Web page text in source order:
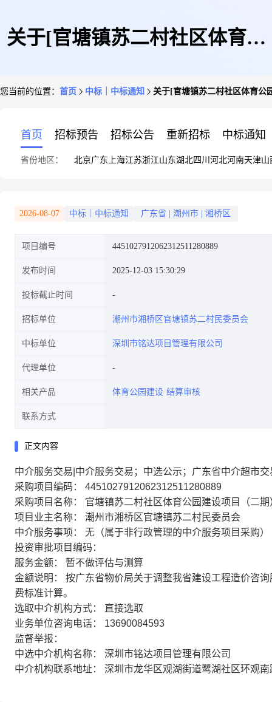
关于[官塘镇苏二村社区体育公
您当前的位置： 首页 中标｜中标通知 关于[官塘镇苏二村社区体育公
首页 招标预告 招标公告 重新招标 中标通知
省份地区： 北京广东 上海江苏浙江山东湖北四川 河北河南天津山
2026-08-07 中标｜中标通知 广东省 潮州市 湘桥区
项目编号 4451027912062312511280889
发布时间 2025-12-03 15:30:29
投标截止时间
招标单位 潮州市湘桥区官塘镇苏二村民委员会
中标单位 深圳市铭达项目管理有限公司
代理单位
相关产品 体育公园建设 结算审核
联系方式
正文内容
中介服务交易|中介服务交易；中选公示；广东省中介超市交
采购项目编码： 4451027912062312511280889
采购项目名称： 官塘镇苏二村社区体育公园建设项目（二
项目业主名称： 潮州市湘桥区官塘镇苏二村民委员会
中介服务事项： 无（属于非行政管理的中介服务项目采购）
投资审批项目编码：
服务金额： 暂不做评估与测算
金额说明： 按广东省物价局关于调整我省建设工程造价咨
费标准计算。
选取中介机构方式： 直接选取
业务单位咨询电话： 13690084593
监督举报：
中选中介机构名称： 深圳市铭达项目管理有限公司
中介机构联系地址： 深圳市龙华区观湖街道鹭湖社区环观